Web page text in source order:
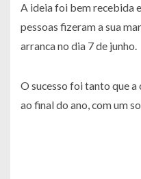
A ideia foi bem recebida
pessoas fizeram a sua
arranca no dia 7 de junho.
O sucesso foi tanto que
ao final do ano, com um